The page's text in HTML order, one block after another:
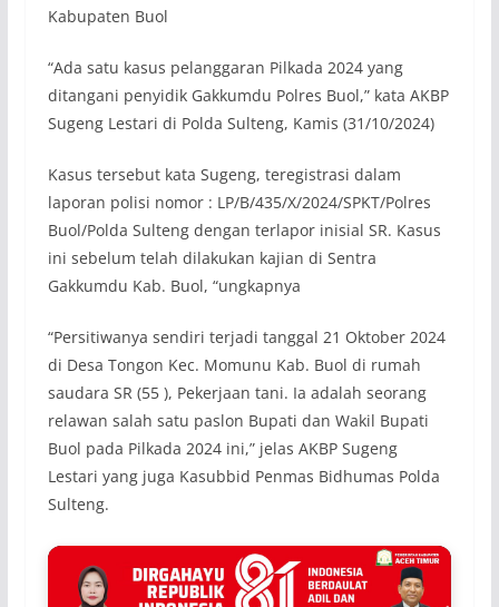
Kabupaten Buol
“Ada satu kasus pelanggaran Pilkada 2024 yang
ditangani penyidik Gakkumdu Polres Buol,” kata AKBP
Sugeng Lestari di Polda Sulteng, Kamis (31/10/2024)
Kasus tersebut kata Sugeng, teregistrasi dalam
laporan polisi nomor : LP/B/435/X/2024/SPKT/Polres
Buol/Polda Sulteng dengan terlapor inisial SR. Kasus
ini sebelum telah dilakukan kajian di Sentra
Gakkumdu Kab. Buol, “ungkapnya
“Persitiwanya sendiri terjadi tanggal 21 Oktober 2024
di Desa Tongon Kec. Momunu Kab. Buol di rumah
saudara SR (55 ), Pekerjaan tani. Ia adalah seorang
relawan salah satu paslon Bupati dan Wakil Bupati
Buol pada Pilkada 2024 ini,” jelas AKBP Sugeng
Lestari yang juga Kasubbid Penmas Bidhumas Polda
Sulteng.